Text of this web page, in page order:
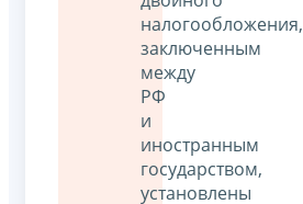
налогообложения,
заключенным
между
РФ
и
иностранным
государством,
установлены